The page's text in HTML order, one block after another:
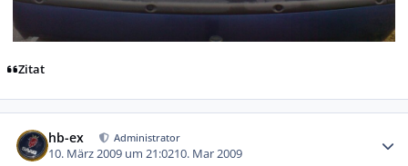
Zitat
hb-ex Administrator
10. März 2009 um 21:0210. Mar 2009